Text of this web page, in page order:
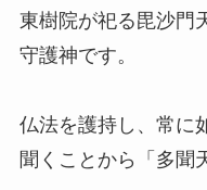
東樹院が祀る毘沙門
守護神です。
仏法を護持し、常に
聞くことから「多聞